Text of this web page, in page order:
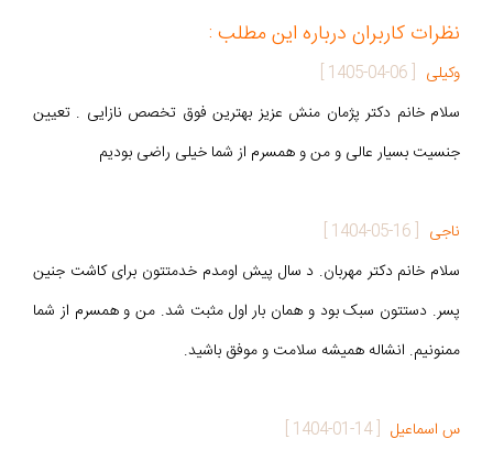
نظرات کاربران درباره این مطلب :
وکیلی [
1405-04-06
]
سلام خانم دکتر پژمان منش عزیز بهترین فوق تخصص نازایی . تعیین
جنسیت بسیار عالی و من و همسرم از شما خیلی راضی بودیم
ناجی [
1404-05-16
]
سلام خانم دکتر مهربان. د سال پیش اومدم خدمتتون برای کاشت جنین
پسر. دستتون سبک بود و همان بار اول مثبت شد. من و همسرم از شما
ممنونیم. انشاله همیشه سلامت و موفق باشید.
س اسماعیل [
1404-01-14
]